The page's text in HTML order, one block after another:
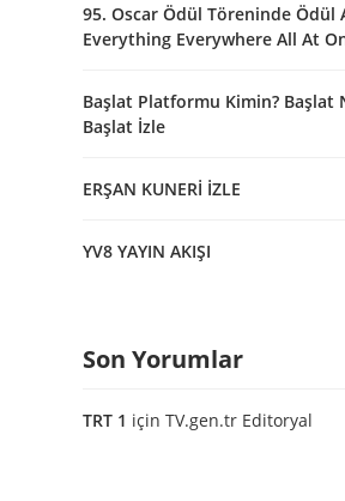
95. Oscar Ödül Töreninde Ödül
Everything Everywhere All At
Başlat Platformu Kimin? Başlat
Başlat İzle
ERŞAN KUNERİ İZLE
YV8 YAYIN AKIŞI
Son Yorumlar
TRT 1 için TV.gen.tr Editoryal